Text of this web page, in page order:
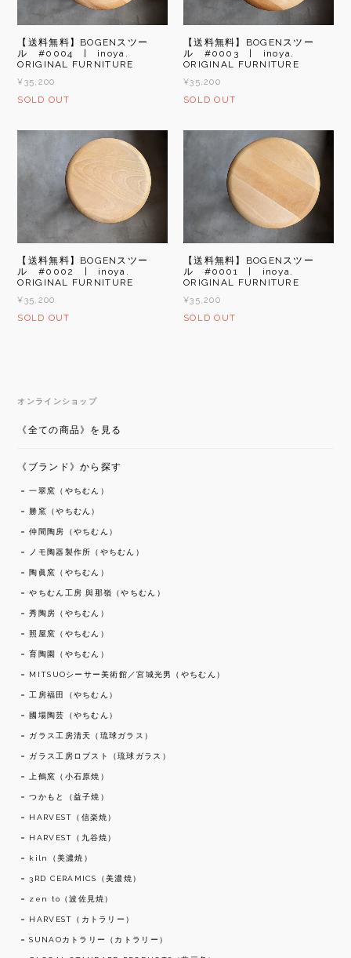
【送料無料】BOGENスツー
ル #0004 | inoya.
ORIGINAL FURNITURE
¥35,200
SOLD OUT
【送料無料】BOGENスツー
ル #0003 | inoya.
ORIGINAL FURNITURE
¥35,200
SOLD OUT
【送料無料】BOGENスツー
ル #0002 | inoya.
ORIGINAL FURNITURE
¥35,200
SOLD OUT
【送料無料】BOGENスツー
ル #0001 | inoya.
ORIGINAL FURNITURE
¥35,200
SOLD OUT
オンラインショップ
《全ての商品》を見る
《ブランド》から探す
一翠窯（やちむん）
勝窯（やちむん）
仲間陶房（やちむん）
ノモ陶器製作所（やちむん）
陶眞窯（やちむん）
やちむん工房 與那嶺（やちむん）
秀陶房（やちむん）
照屋窯（やちむん）
育陶園（やちむん）
MITSUOシーサー美術館／宮城光男（やちむん）
工房福田（やちむん）
國場陶芸（やちむん）
ガラス工房清天（琉球ガラス）
ガラス工房ロブスト（琉球ガラス）
上鶴窯（小石原焼）
つかもと（益子焼）
HARVEST（信楽焼）
HARVEST（九谷焼）
kiln（美濃焼）
3RD CERAMICS（美濃焼）
zen to（波佐見焼）
HARVEST（カトラリー）
SUNAOカトラリー（カトラリー）